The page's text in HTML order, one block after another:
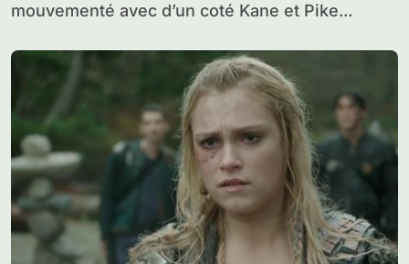
mouvementé avec d’un coté Kane et Pike...